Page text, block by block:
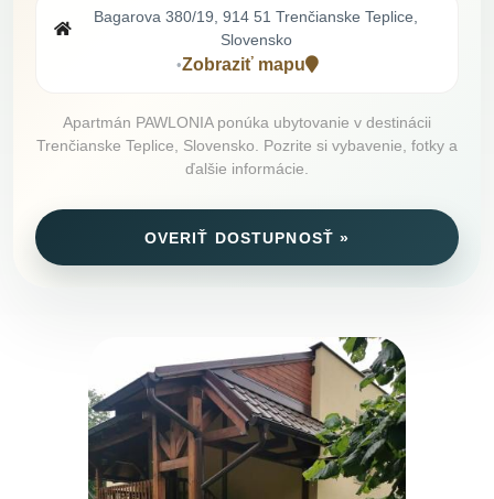
Bagarova 380/19, 914 51 Trenčianske Teplice,
Slovensko
•Zobraziť mapu
Apartmán PAWLONIA ponúka ubytovanie v destinácii
Trenčianske Teplice, Slovensko. Pozrite si vybavenie, fotky a
ďalšie informácie.
OVERIŤ DOSTUPNOSŤ »